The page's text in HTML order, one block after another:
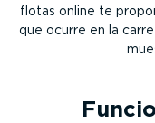
flotas online te
que ocurre en la